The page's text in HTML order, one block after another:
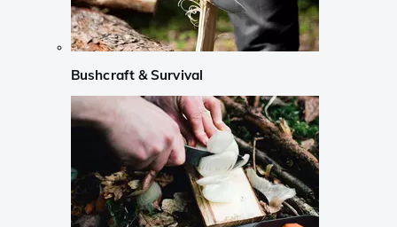
Bushcraft & Survival